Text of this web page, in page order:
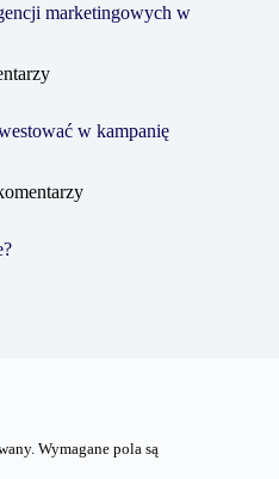
marketingowych w
w kampanię
Wymagane pola są